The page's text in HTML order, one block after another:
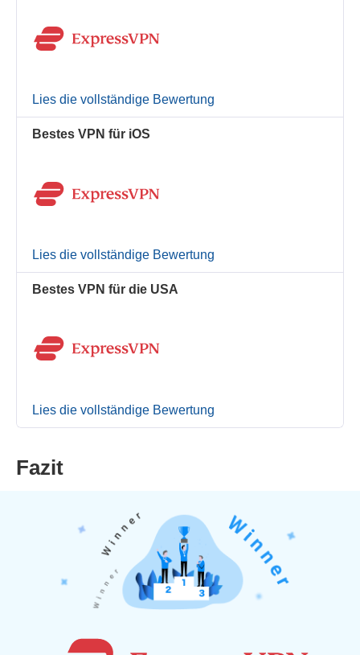
Lies die vollständige Bewertung
Bestes VPN für iOS
Lies die vollständige Bewertung
Bestes VPN für die USA
Lies die vollständige Bewertung
Fazit